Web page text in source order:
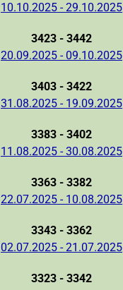
10.10.2025 - 29.10.2025
3423 - 3442
20.09.2025 - 09.10.2025
3403 - 3422
31.08.2025 - 19.09.2025
3383 - 3402
11.08.2025 - 30.08.2025
3363 - 3382
22.07.2025 - 10.08.2025
3343 - 3362
02.07.2025 - 21.07.2025
3323 - 3342